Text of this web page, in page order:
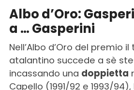
Albo d’Oro:
a … Gasperini
Nell’Albo d’Oro del premio
atalantino succede a sè
incassando una doppietta
Capello (1991/92 e 1993/